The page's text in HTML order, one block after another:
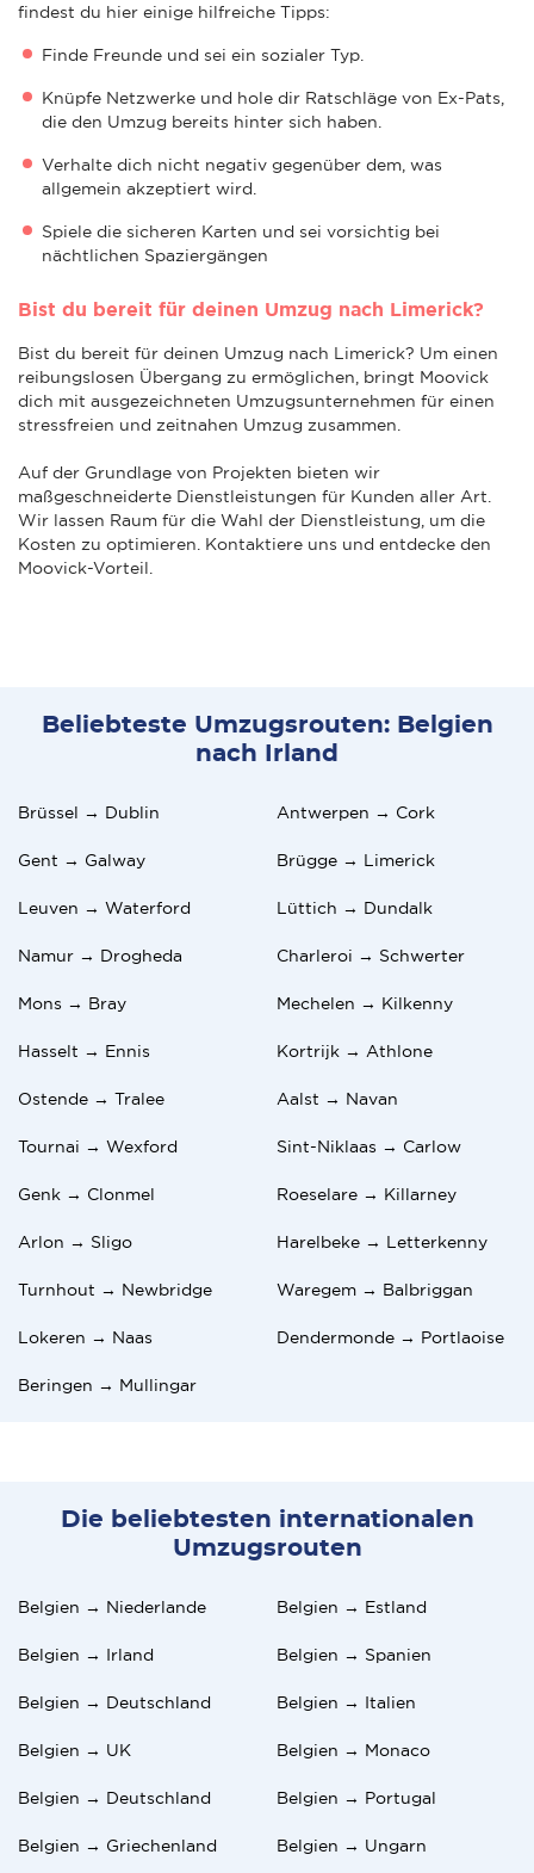
findest du hier einige hilfreiche Tipps:
Finde Freunde und sei ein sozialer Typ.
Knüpfe Netzwerke und hole dir Ratschläge von Ex-Pats,
die den Umzug bereits hinter sich haben.
Verhalte dich nicht negativ gegenüber dem, was
allgemein akzeptiert wird.
Spiele die sicheren Karten und sei vorsichtig bei
nächtlichen Spaziergängen
Bist du bereit für deinen Umzug nach Limerick?
Bist du bereit für deinen Umzug nach Limerick? Um einen
reibungslosen Übergang zu ermöglichen, bringt Moovick
dich mit ausgezeichneten Umzugsunternehmen für einen
stressfreien und zeitnahen Umzug zusammen.
Auf der Grundlage von Projekten bieten wir
maßgeschneiderte Dienstleistungen für Kunden aller Art.
Wir lassen Raum für die Wahl der Dienstleistung, um die
Kosten zu optimieren. Kontaktiere uns und entdecke den
Moovick-Vorteil.
Beliebteste Umzugsrouten: Belgien
nach Irland
Brüssel → Dublin Antwerpen → Cork
Gent → Galway Brügge → Limerick
Leuven → Waterford Lüttich → Dundalk
Namur → Drogheda Charleroi → Schwerter
Mons → Bray Mechelen → Kilkenny
Hasselt → Ennis Kortrijk → Athlone
Ostende → Tralee Aalst → Navan
Tournai → Wexford Sint-Niklaas → Carlow
Genk → Clonmel Roeselare → Killarney
Arlon → Sligo Harelbeke → Letterkenny
Turnhout → Newbridge Waregem → Balbriggan
Lokeren → Naas Dendermonde → Portlaoise
Beringen → Mullingar
Die beliebtesten internationalen
Umzugsrouten
Belgien → Niederlande Belgien → Estland
Belgien → Irland Belgien → Spanien
Belgien → Deutschland Belgien → Italien
Belgien → UK Belgien → Monaco
Belgien → Deutschland Belgien → Portugal
Belgien → Griechenland Belgien → Ungarn